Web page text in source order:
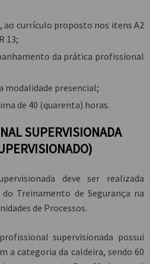
ao currículo proposto nos itens A2
13;
da prática profissional
modalidade presencial;
de 40 (quarenta) horas.
deve ser realizada
Treinamento de Segurança na
de Processos.
supervisionada possui
a categoria da caldeira, sendo 60